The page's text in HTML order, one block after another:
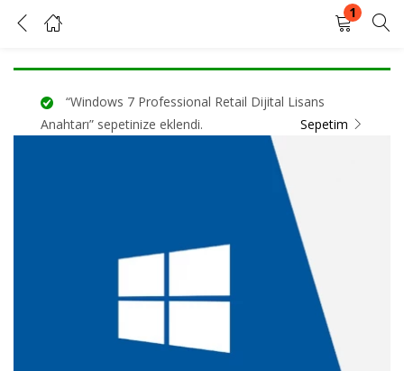
1
KAYIT OL
Kullanıcı adınızı ve şifrenizi girin.
Şifrenizi mi unuttunuz?
“Windows 7 Professional Retail Dijital Lisans
Anahtarı” sepetinize eklendi.
Sepetim